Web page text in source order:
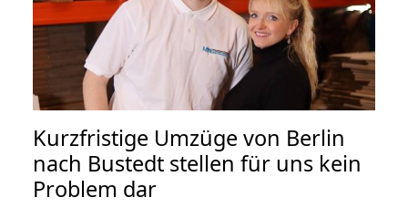
Kurzfristige Umzüge von Berlin
nach Bustedt stellen für uns kein
Problem dar